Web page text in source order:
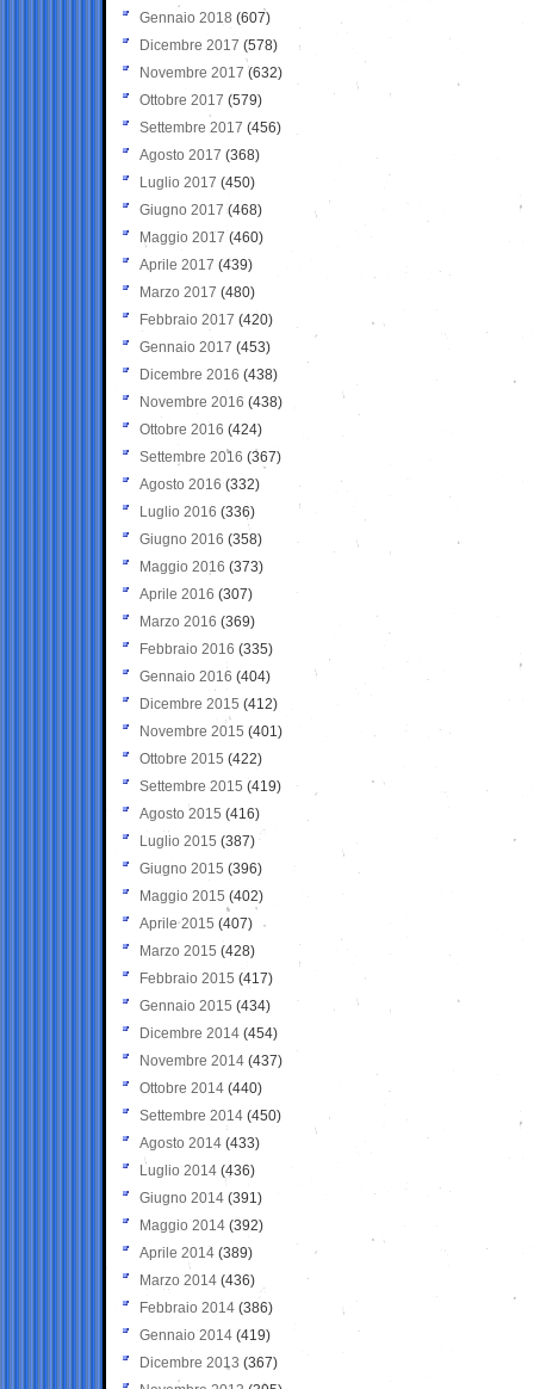
Gennaio 2018 (607)
Dicembre 2017 (578)
Novembre 2017 (632)
Ottobre 2017 (579)
Settembre 2017 (456)
Agosto 2017 (368)
Luglio 2017 (450)
Giugno 2017 (468)
Maggio 2017 (460)
Aprile 2017 (439)
Marzo 2017 (480)
Febbraio 2017 (420)
Gennaio 2017 (453)
Dicembre 2016 (438)
Novembre 2016 (438)
Ottobre 2016 (424)
Settembre 2016 (367)
Agosto 2016 (332)
Luglio 2016 (336)
Giugno 2016 (358)
Maggio 2016 (373)
Aprile 2016 (307)
Marzo 2016 (369)
Febbraio 2016 (335)
Gennaio 2016 (404)
Dicembre 2015 (412)
Novembre 2015 (401)
Ottobre 2015 (422)
Settembre 2015 (419)
Agosto 2015 (416)
Luglio 2015 (387)
Giugno 2015 (396)
Maggio 2015 (402)
Aprile 2015 (407)
Marzo 2015 (428)
Febbraio 2015 (417)
Gennaio 2015 (434)
Dicembre 2014 (454)
Novembre 2014 (437)
Ottobre 2014 (440)
Settembre 2014 (450)
Agosto 2014 (433)
Luglio 2014 (436)
Giugno 2014 (391)
Maggio 2014 (392)
Aprile 2014 (389)
Marzo 2014 (436)
Febbraio 2014 (386)
Gennaio 2014 (419)
Dicembre 2013 (367)